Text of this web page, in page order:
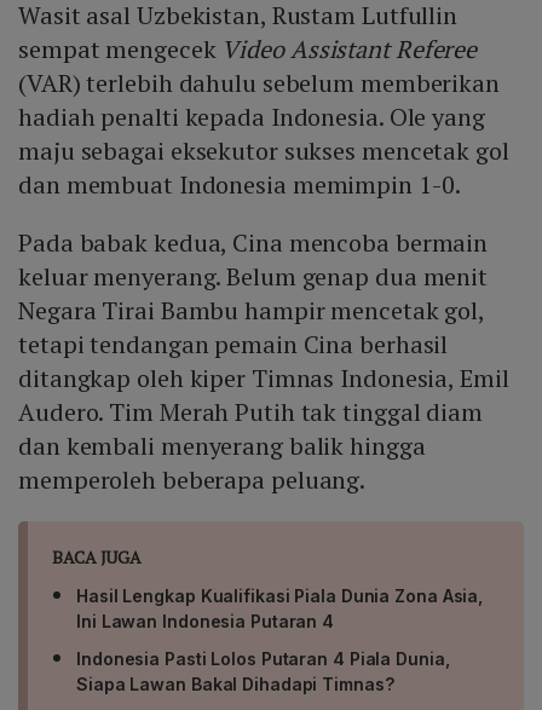
Wasit asal Uzbekistan, Rustam Lutfullin
sempat mengecek Video Assistant Referee
(VAR) terlebih dahulu sebelum memberikan
hadiah penalti kepada Indonesia. Ole yang
maju sebagai eksekutor sukses mencetak gol
dan membuat Indonesia memimpin 1-0.
Pada babak kedua, Cina mencoba bermain
keluar menyerang. Belum genap dua menit
Negara Tirai Bambu hampir mencetak gol,
tetapi tendangan pemain Cina berhasil
ditangkap oleh kiper Timnas Indonesia, Emil
Audero. Tim Merah Putih tak tinggal diam
dan kembali menyerang balik hingga
memperoleh beberapa peluang.
BACA JUGA
Hasil Lengkap Kualifikasi Piala Dunia Zona Asia,
Ini Lawan Indonesia Putaran 4
Indonesia Pasti Lolos Putaran 4 Piala Dunia,
Siapa Lawan Bakal Dihadapi Timnas?